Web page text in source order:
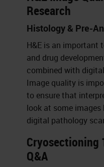
Research
Histology & Pre-
H&E is an important
and drug
combined with
Image quality is
to ensure that
look at some images
digital pathology
Cryosectioning
Q&A